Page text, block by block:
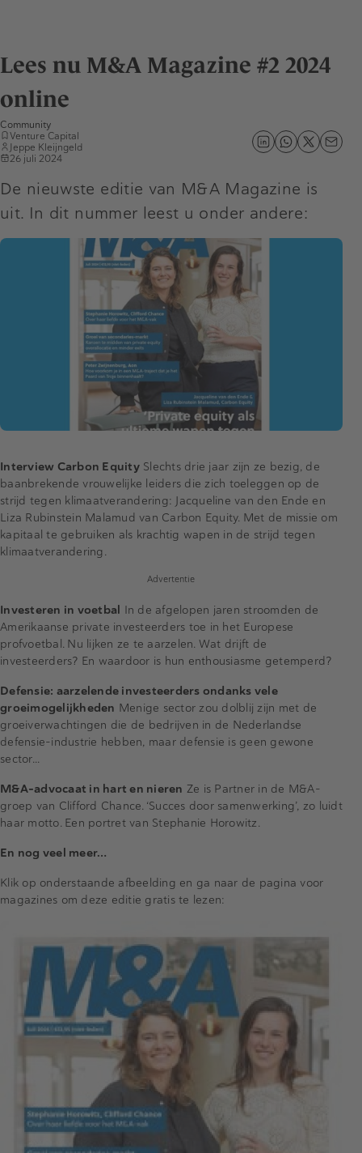
Lees nu M&A Magazine #2 2024
online
Community
Venture Capital
Jeppe Kleijngeld
26 juli 2024
De nieuwste editie van M&A Magazine is
uit. In dit nummer leest u onder andere:
Interview Carbon EquitySlechts drie jaar zijn ze bezig, de
baanbrekende vrouwelijke leiders die zich toeleggen op de
strijd tegen klimaatverandering: Jacqueline van den Ende en
Liza Rubinstein Malamud van Carbon Equity. Met de missie om
kapitaal te gebruiken als krachtig wapen in de strijd tegen
klimaatverandering.
Advertentie
Investeren in voetbal In de afgelopen jaren stroomden de
Amerikaanse private investeerders toe in het Europese
profvoetbal. Nu lijken ze te aarzelen. Wat drijft de
investeerders? En waardoor is hun enthousiasme getemperd?
Defensie: aarzelende investeerders ondanks vele
groeimogelijkheden Menige sector zou dolblij zijn met de
groeiverwachtingen die de bedrijven in de Nederlandse
defensie-industrie hebben, maar defensie is geen gewone
sector...
M&A-advocaat in hart en nieren Ze is Partner in de M&A-
groep van Clifford Chance. ‘Succes door samenwerking’, zo luidt
haar motto. Een portret van Stephanie Horowitz.
En nog veel meer…
Klik op onderstaande afbeelding en ga naar de pagina voor
magazines om deze editie gratis te lezen: